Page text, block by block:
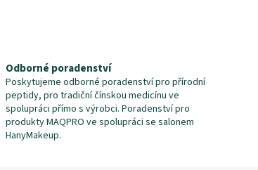
Odborné poradenství
Poskytujeme odborné poradenství pro přírodní
peptidy, pro tradiční čínskou medicínu ve
spolupráci přímo s výrobci. Poradenství pro
produkty MAQPRO ve spolupráci se salonem
HanyMakeup.